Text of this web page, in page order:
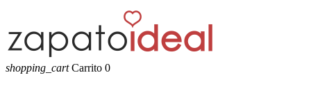
shopping_cart Carrito 0